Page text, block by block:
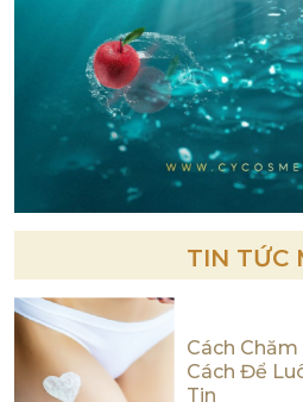
TIN TỨC
Cách
Cách Để
Tin